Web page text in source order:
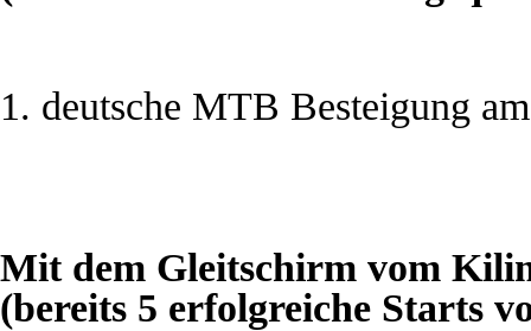
1. deutsche MTB Besteigung
Mit dem Gleitschirm vom
(bereits 5 erfolgreiche Starts